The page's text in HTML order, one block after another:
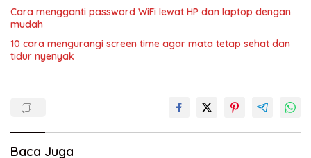
Cara mengganti password WiFi lewat HP dan laptop dengan
mudah
10 cara mengurangi screen time agar mata tetap sehat dan
tidur nyenyak
Baca Juga